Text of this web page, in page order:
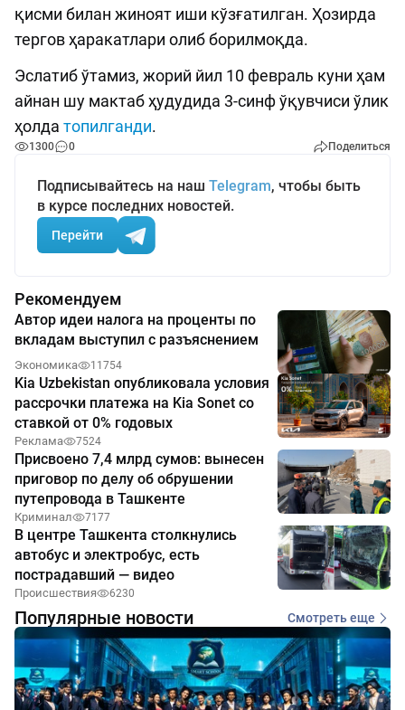
қисми билан жиноят иши кўзғатилган. Ҳозирда
тергов ҳаракатлари олиб борилмоқда.
Эслатиб ўтамиз, жорий йил 10 февраль куни ҳам
айнан шу мактаб ҳудудида 3-cинф ўқувчиси ўлик
ҳолда топилганди.
1300 0 Поделиться
Подписывайтесь на наш Telegram, чтобы быть
в курсе последних новостей.
Перейти
Рекомендуем
Автор идеи налога на проценты по
вкладам выступил с разъяснением
Экономика 11754
Kia Uzbekistan опубликовала условия
рассрочки платежа на Kia Sonet со
ставкой от 0% годовых
Реклама 7524
Присвоено 7,4 млрд сумов: вынесен
приговор по делу об обрушении
путепровода в Ташкенте
Криминал 7177
В центре Ташкента столкнулись
автобус и электробус, есть
пострадавший — видео
Происшествия 6230
Популярные новости Смотреть еще